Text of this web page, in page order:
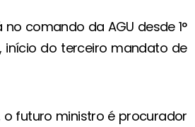
comando da AGU desde 1°
início do terceiro mandato de
o futuro ministro é procurador